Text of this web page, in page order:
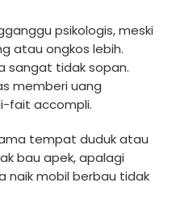
psikologis, meski
atau ongkos lebih.
sangat tidak sopan.
memberi uang
fait accompli.
tempat duduk atau
bau apek, apalagi
naik mobil berbau tidak